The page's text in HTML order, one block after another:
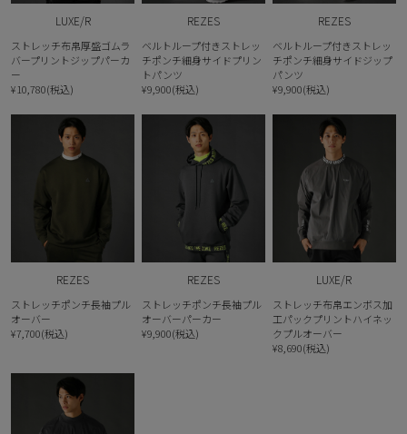
LUXE/R
ストレッチ布帛厚盛ゴムラ
バープリントジップパーカ
ー
¥10,780(税込)
REZES
ベルトループ付きストレッ
チポンチ細身サイドプリン
トパンツ
¥9,900(税込)
REZES
ベルトループ付きストレッ
チポンチ細身サイドジップ
パンツ
¥9,900(税込)
REZES
ストレッチポンチ長袖プル
オーバー
¥7,700(税込)
REZES
ストレッチポンチ長袖プル
オーバーパーカー
¥9,900(税込)
LUXE/R
ストレッチ布帛エンボス加
工パックプリントハイネッ
クプルオーバー
¥8,690(税込)